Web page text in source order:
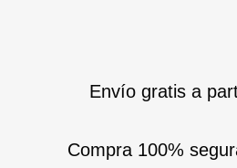
Envío gratis a
Compra 100%